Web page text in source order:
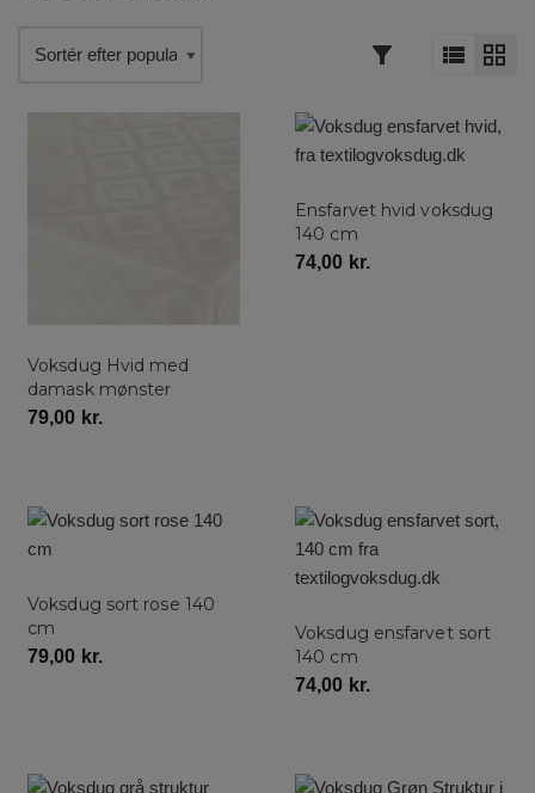
Voksdug Hvid med
damask mønster
79,00 kr.
Ensfarvet hvid voksdug
140 cm
74,00 kr.
Voksdug sort rose 140
cm
79,00 kr.
Voksdug ensfarvet sort
140 cm
74,00 kr.